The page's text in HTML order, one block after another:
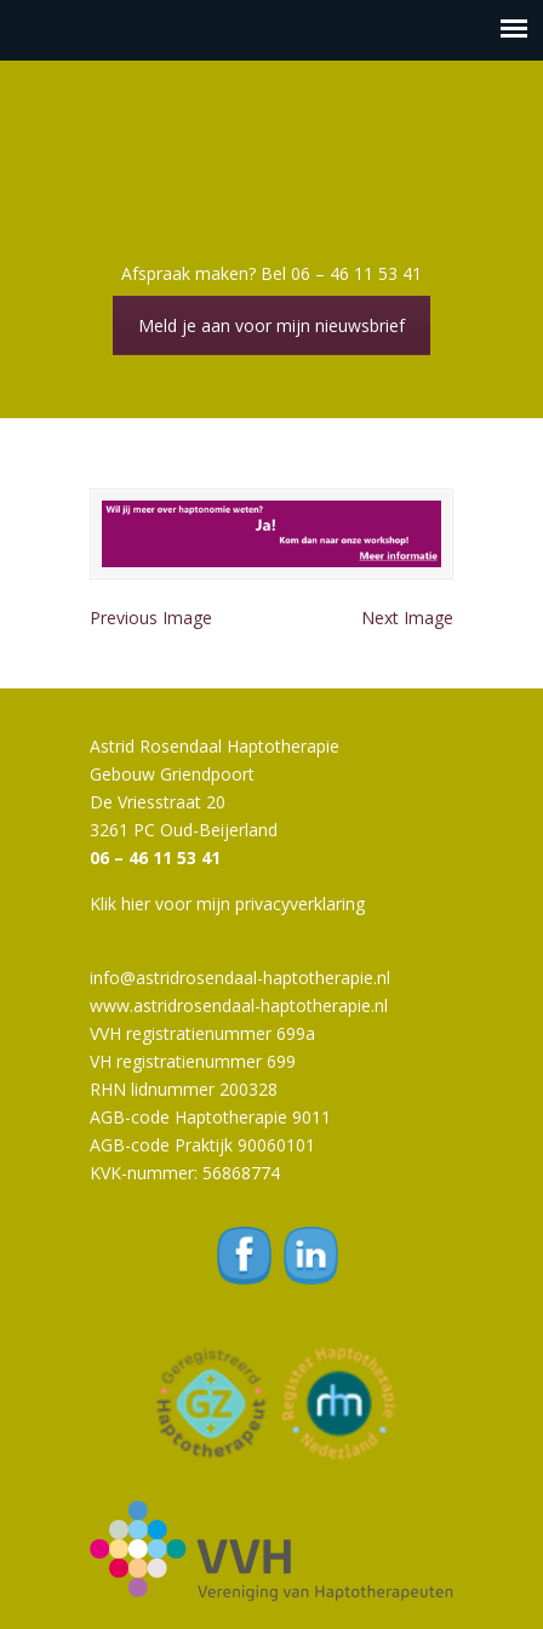
Afspraak maken? Bel 06 – 46 11 53 41
Meld je aan voor mijn nieuwsbrief
Previous Image Next Image
Astrid Rosendaal Haptotherapie
Gebouw Griendpoort
De Vriesstraat 20
3261 PC Oud-Beijerland
06 – 46 11 53 41
Klik hier voor mijn privacyverklaring
info@astridrosendaal-haptotherapie.nl
www.astridrosendaal-haptotherapie.nl
VVH registratienummer 699a
VH registratienummer 699
RHN lidnummer 200328
AGB-code Haptotherapie 9011
AGB-code Praktijk 90060101
KVK-nummer: 56868774